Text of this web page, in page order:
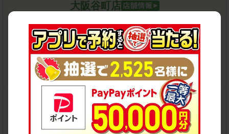
大阪谷町店
住所：大阪市中央区谷町4-9-2 地図
営業時間：07:00-21:00
この店舗で予約する
保有車両クラス